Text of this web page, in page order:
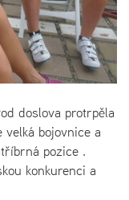
doslova protrpěla
velká bojovnice a
pozice .
konkurenci a